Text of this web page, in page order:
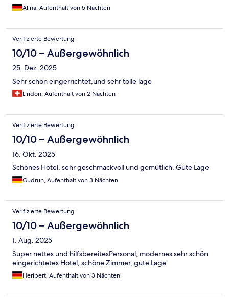
Alina, Aufenthalt von 5 Nächten
Verifizierte Bewertung
10/10 – Außergewöhnlich
25. Dez. 2025
Sehr schön eingerrichtet,und sehr tolle lage
Liridon, Aufenthalt von 2 Nächten
Verifizierte Bewertung
10/10 – Außergewöhnlich
16. Okt. 2025
Schönes Hotel, sehr geschmackvoll und gemütlich. Gute Lage
Gudrun, Aufenthalt von 3 Nächten
Verifizierte Bewertung
10/10 – Außergewöhnlich
1. Aug. 2025
Super nettes und hilfsbereitesPersonal, modernes sehr schön
eingerichtetes Hotel, schöne Zimmer, gute Lage
Heribert, Aufenthalt von 3 Nächten